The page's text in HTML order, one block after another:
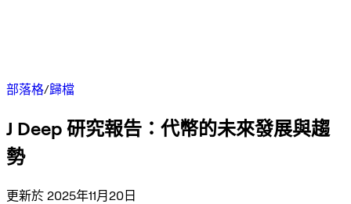
部落格/歸檔
J Deep 研究報告：代幣的未來發展與趨
勢
更新於 2025年11月20日